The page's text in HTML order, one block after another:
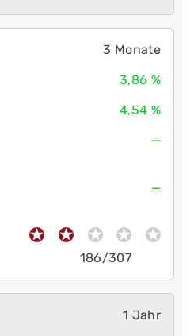
3 Monate
3,86 %
4,54 %
—
—
186/307
1 Jahr